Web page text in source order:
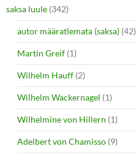
saksa luule (342)
autor määratlemata (saksa) (42)
Martin Greif (1)
Wilhelm Hauff (2)
Wilhelm Wackernagel (1)
Wilhelmine von Hillern (1)
Adelbert von Chamisso (9)